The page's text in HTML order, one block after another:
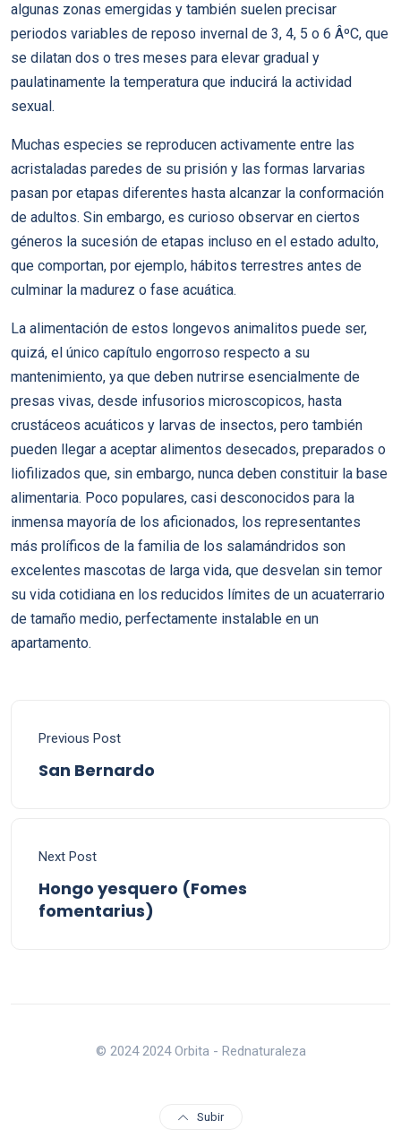
algunas zonas emergidas y también suelen precisar
periodos variables de reposo invernal de 3, 4, 5 o 6 ÂºC, que
se dilatan dos o tres meses para elevar gradual y
paulatinamente la temperatura que inducirá la actividad
sexual.
Muchas especies se reproducen activamente entre las
acristaladas paredes de su prisión y las formas larvarias
pasan por etapas diferentes hasta alcanzar la conformación
de adultos. Sin embargo, es curioso observar en ciertos
géneros la sucesión de etapas incluso en el estado adulto,
que comportan, por ejemplo, hábitos terrestres antes de
culminar la madurez o fase acuática.
La alimentación de estos longevos animalitos puede ser,
quizá, el único capítulo engorroso respecto a su
mantenimiento, ya que deben nutrirse esencialmente de
presas vivas, desde infusorios microscopicos, hasta
crustáceos acuáticos y larvas de insectos, pero también
pueden llegar a aceptar alimentos desecados, preparados o
liofilizados que, sin embargo, nunca deben constituir la base
alimentaria. Poco populares, casi desconocidos para la
inmensa mayoría de los aficionados, los representantes
más prolíficos de la familia de los salamándridos son
excelentes mascotas de larga vida, que desvelan sin temor
su vida cotidiana en los reducidos límites de un acuaterrario
de tamaño medio, perfectamente instalable en un
apartamento.
Previous Post
San Bernardo
Next Post
Hongo yesquero (Fomes
fomentarius)
© 2024 2024 Orbita - Rednaturaleza
Subir